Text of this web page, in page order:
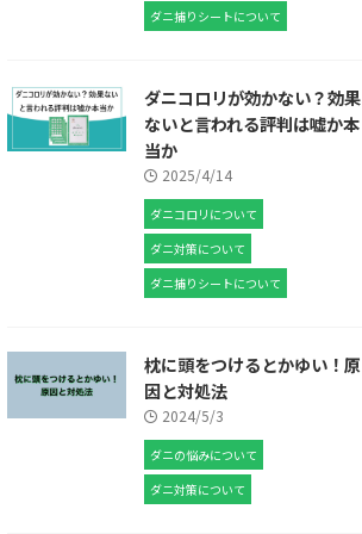
ダニ捕りシートについて
ダニコロリが効かない？効果
ないと言われる評判は嘘か本
当か
2025/4/14
ダニコロリについて
ダニ対策について
ダニ捕りシートについて
枕に頭をつけるとかゆい！原
因と対処法
2024/5/3
ダニの悩みについて
ダニ対策について